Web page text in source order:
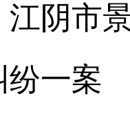
江阴市
纷一案